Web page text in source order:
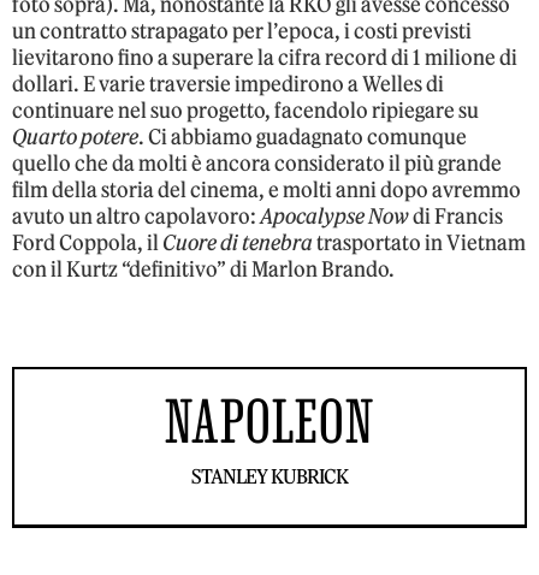
un contratto strapagato per l’epoca, i costi previsti
lievitarono fino a superare la cifra record di 1 milione di
dollari. E varie traversie impedirono a Welles di
continuare nel suo progetto, facendolo ripiegare su
Quarto potere. Ci abbiamo guadagnato comunque
quello che da molti è ancora considerato il più grande
film della storia del cinema, e molti anni dopo avremmo
avuto un altro capolavoro:Apocalypse Nowdi Francis
Ford Coppola, ilCuore di tenebratrasportato in Vietnam
con il Kurtz “definitivo” di Marlon Brando.
NAPOLEON
STANLEY KUBRICK